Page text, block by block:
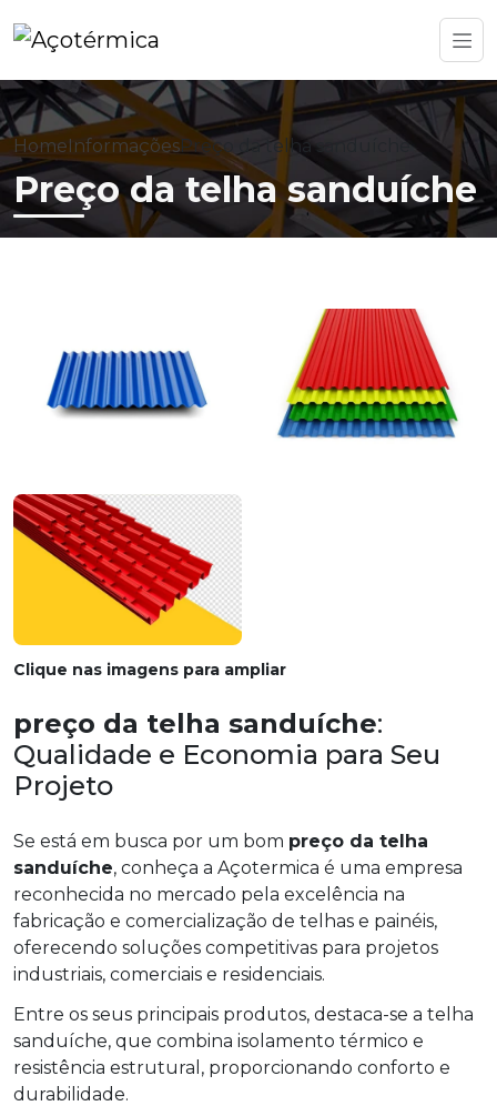
HomeInformaçõesPreço da telha sanduíche
Preço da telha sanduíche
Clique nas imagens para ampliar
preço da telha sanduíche:
Qualidade e Economia para Seu
Projeto
Se está em busca por um bom preço da telha
sanduíche, conheça a Açotermica é uma empresa
reconhecida no mercado pela excelência na
fabricação e comercialização de telhas e painéis,
oferecendo soluções competitivas para projetos
industriais, comerciais e residenciais.
Entre os seus principais produtos, destaca-se a telha
sanduíche, que combina isolamento térmico e
resistência estrutural, proporcionando conforto e
durabilidade.